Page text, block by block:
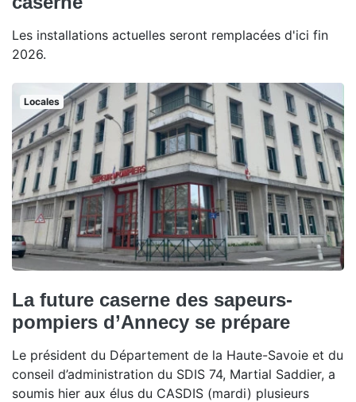
Les installations actuelles seront remplacées d'ici fin
2026.
Locales
La future caserne des sapeurs-
pompiers d’Annecy se prépare
Le président du Département de la Haute-Savoie et du
conseil d’administration du SDIS 74, Martial Saddier, a
soumis hier aux élus du CASDIS (mardi) plusieurs